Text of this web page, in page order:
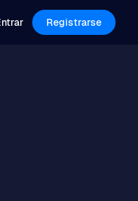
Log in Sign Up
Registrarse